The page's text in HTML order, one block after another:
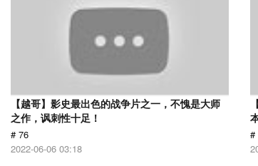
【越哥】影史最出色的战争片之一，不愧是大师
之作，讽刺性十足！
# 76
2022-06-06 03:18
#